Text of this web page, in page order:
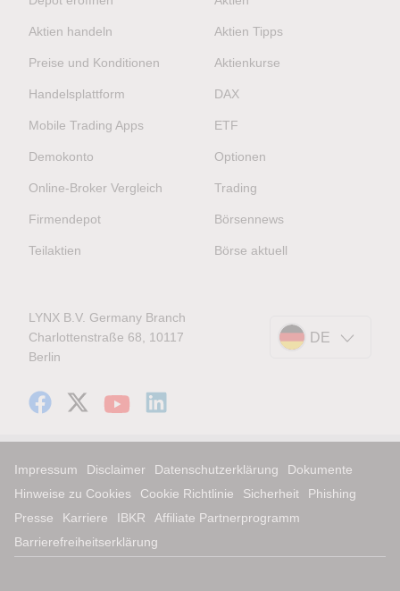
Aktien handeln
Preise und Konditionen
Handelsplattform
Mobile Trading Apps
Demokonto
Online-Broker Vergleich
Firmendepot
Teilaktien
Aktien Tipps
Aktienkurse
DAX
ETF
Optionen
Trading
Börsennews
Börse aktuell
LYNX B.V. Germany Branch
Charlottenstraße 68, 10117
Berlin
DE
Impressum Disclaimer Datenschutzerklärung
Dokumente
Hinweise zu Cookies
Cookie Richtlinie Sicherheit
Phishing
Presse
Karriere IBKR
Affiliate Partnerprogramm
Barrierefreiheitserklärung